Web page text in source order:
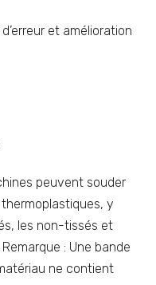
et amélioration
peuvent souder
y
les non-tissés et
: Une bande
ne contient